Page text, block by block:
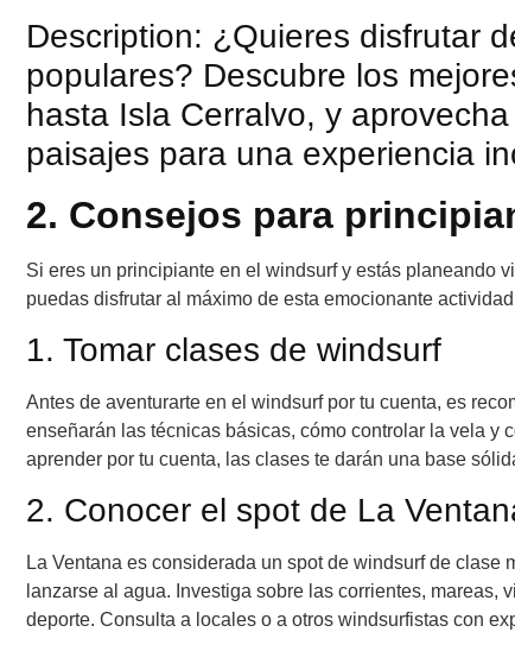
Description: ¿Quieres disfrutar
populares? Descubre los
hasta Isla Cerralvo, y
paisajes para una experiencia
2. Consejos para
Si eres un principiante en el windsurf y estás planeando
puedas disfrutar al máximo de esta emocionante
1. Tomar clases de windsurf
Antes de aventurarte en el windsurf por tu cuenta, es
enseñarán las técnicas básicas, cómo controlar la vela y
aprender por tu cuenta, las clases te darán una base
2. Conocer el spot de La
La Ventana es considerada un spot de windsurf de
lanzarse al agua. Investiga sobre las corrientes,
deporte. Consulta a locales o a otros windsurfistas con